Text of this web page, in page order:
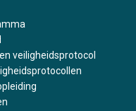
veiligheidsprotocol